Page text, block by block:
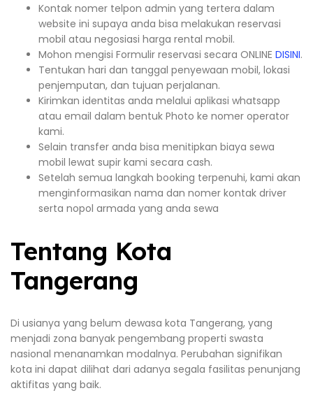
Kontak nomer telpon admin yang tertera dalam
website ini supaya anda bisa melakukan reservasi
mobil atau negosiasi harga rental mobil.
Mohon mengisi Formulir reservasi secara ONLINE DISINI.
Tentukan hari dan tanggal penyewaan mobil, lokasi
penjemputan, dan tujuan perjalanan.
Kirimkan identitas anda melalui aplikasi whatsapp
atau email dalam bentuk Photo ke nomer operator
kami.
Selain transfer anda bisa menitipkan biaya sewa
mobil lewat supir kami secara cash.
Setelah semua langkah booking terpenuhi, kami akan
menginformasikan nama dan nomer kontak driver
serta nopol armada yang anda sewa
Tentang Kota
Tangerang
Di usianya yang belum dewasa kota Tangerang, yang
menjadi zona banyak pengembang properti swasta
nasional menanamkan modalnya. Perubahan signifikan
kota ini dapat dilihat dari adanya segala fasilitas penunjang
aktifitas yang baik.